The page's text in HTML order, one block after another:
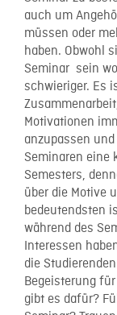
auch um
müssen oder
haben. Obwohl
Seminar sein
schwieriger. Es
Motivationen
anzupassen
Seminaren eine
Semesters,
über die Motive
bedeutendsten
während des
Interessen
die
Begeisterung
gibt es dafür?